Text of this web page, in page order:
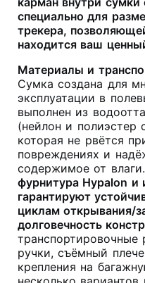
специально для
трекера,
находится ваш
Материалы и
Сумка создана для
эксплуатации в
выполнен из
(нейлон и
которая не рвётся
повреждениях и
содержимое от влаги.
фурнитура Hypalon и
гарантируют
циклам открывания/
долговечность
транспортировочные
ручки, съёмный
крепления на